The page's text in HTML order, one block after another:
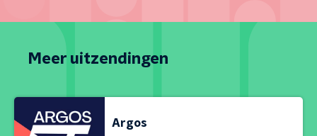
Meer uitzendingen
Argos